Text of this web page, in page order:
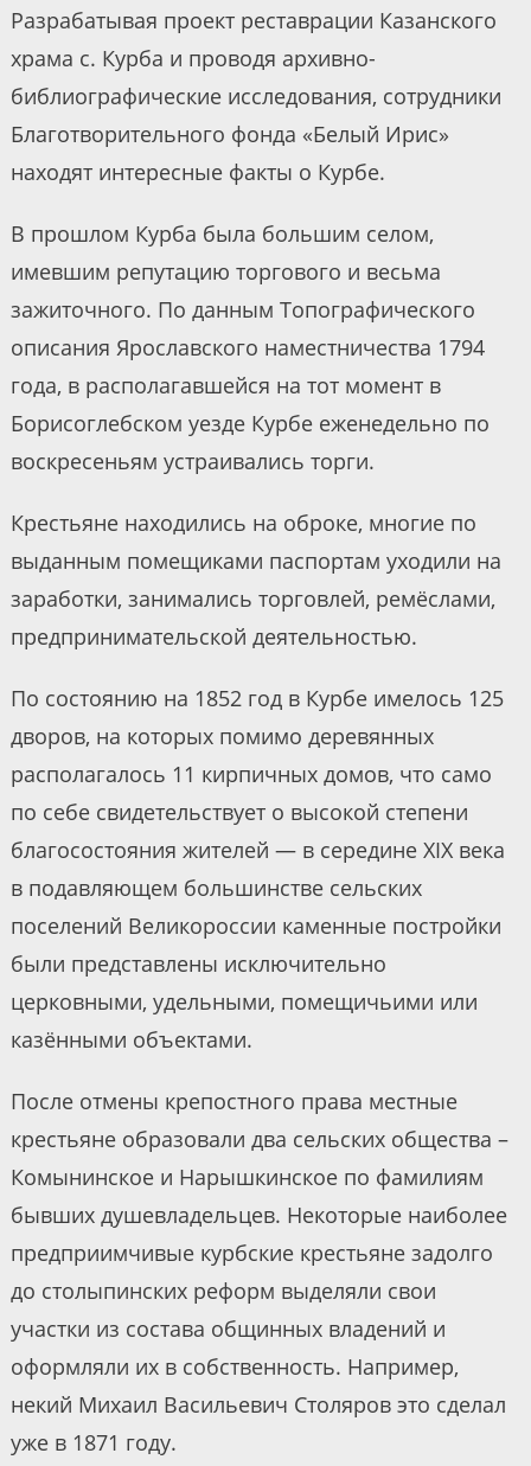
Разрабатывая проект реставрации Казанского
храма с. Курба и проводя архивно-
библиографические исследования, сотрудники
Благотворительного фонда «Белый Ирис»
находят интересные факты о Курбе.
В прошлом Курба была большим селом,
имевшим репутацию торгового и весьма
зажиточного. По данным Топографического
описания Ярославского наместничества 1794
года, в располагавшейся на тот момент в
Борисоглебском уезде Курбе еженедельно по
воскресеньям устраивались торги.
Крестьяне находились на оброке, многие по
выданным помещиками паспортам уходили на
заработки, занимались торговлей, ремёслами,
предпринимательской деятельностью.
По состоянию на 1852 год в Курбе имелось 125
дворов, на которых помимо деревянных
располагалось 11 кирпичных домов, что само
по себе свидетельствует о высокой степени
благосостояния жителей — в середине XIX века
в подавляющем большинстве сельских
поселений Великороссии каменные постройки
были представлены исключительно
церковными, удельными, помещичьими или
казёнными объектами.
После отмены крепостного права местные
крестьяне образовали два сельских общества –
Комынинское и Нарышкинское по фамилиям
бывших душевладельцев. Некоторые наиболее
предприимчивые курбские крестьяне задолго
до столыпинских реформ выделяли свои
участки из состава общинных владений и
оформляли их в собственность. Например,
некий Михаил Васильевич Столяров это сделал
уже в 1871 году.